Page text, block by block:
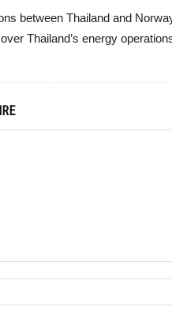
between Thailand and
Thailand’s energy